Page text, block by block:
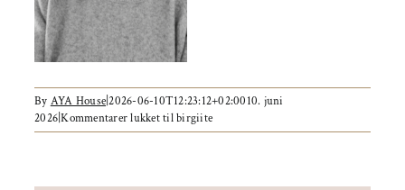
Om AYA House
By AYA House|2026-06-10T12:23:12+02:0010. juni
2026|Kommentarer lukkettil birgiite